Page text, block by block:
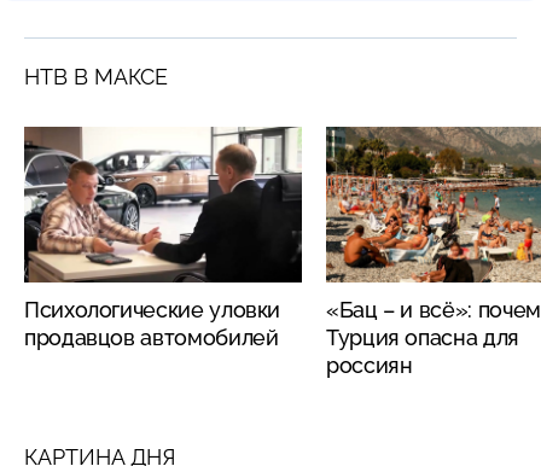
НТВ В МАКСЕ
Психологические уловки
продавцов автомобилей
«Бац – и всё»:
Турция опасна для
россиян
КАРТИНА ДНЯ